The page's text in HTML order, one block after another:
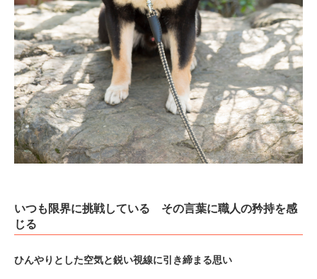
いつも限界に挑戦している その言葉に職人の矜持を感
じる
ひんやりとした空気と鋭い視線に引き締まる思い